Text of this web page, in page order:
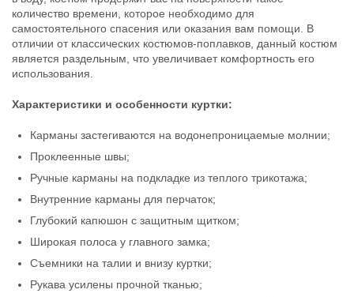
Размер:2XL
Предельный вес плавучести:
65 - 80 кг
Нет в наличии
Размер:3XL
Предельный вес плавучести:
65 - 80 кг
176-182
Нет в наличии
Костюм-поплавок рыболовный
XXXL/182-188)
34 990
Размер:
Предельный вес плавучести:
Рост: 182-188
количество времени, которое необходимо для
самостоятельного спасения или оказания вам помощи. В
отличии от классических костюмов-поплавков, данный костюм
является раздельным, что увеличивает комфортность его
использования.
Характеристики и особенности куртки:
Карманы застегиваются на водонепроницаемые молнии;
Проклеенные швы;
Ручные карманы на подкладке из теплого трикотажа;
Внутренние карманы для перчаток;
Глубокий капюшон с защитным щитком;
Широкая полоса у главного замка;
Съемники на талии и внизу куртки;
Рукава усилены прочной тканью;